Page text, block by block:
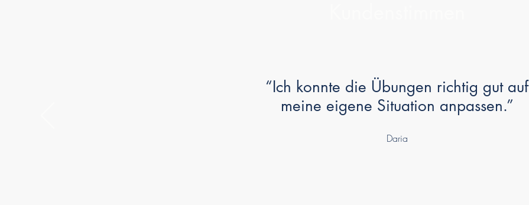
“Ich konnte die Übungen richtig gut auf
meine eigene Situation anpassen.”
Daria